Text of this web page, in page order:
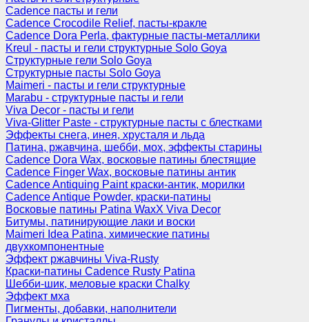
Cadence пасты и гели
Cadence Crocodile Relief, пасты-кракле
Cadence Dora Perla, фактурные пасты-металлики
Kreul - пасты и гели структурные Solo Goya
Структурные гели Solo Goya
Структурные пасты Solo Goya
Maimeri - пасты и гели структурные
Marabu - структурные пасты и гели
Viva Decor - пасты и гели
Viva-Glitter Paste - структурные пасты с блестками
Эффекты снега, инея, хрусталя и льда
Патина, ржавчина, шебби, мох, эффекты старины
Cadence Dora Wax, восковые патины блестящие
Cadence Finger Wax, восковые патины антик
Сadence Antiquing Paint краски-антик, морилки
Cadence Antique Powder, краски-патины
Восковые патины Patina WaxX Viva Decor
Битумы, патинирующие лаки и воски
Maimeri Idea Patina, химические патины
двухкомпонентные
Эффект ржавчины Viva-Rusty
Краски-патины Cadence Rusty Patina
Шебби-шик, меловые краски Chalky
Эффект мха
Пигменты, добавки, наполнители